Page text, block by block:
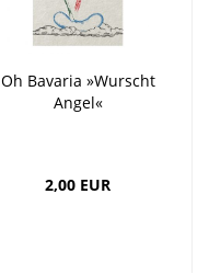
Oh Bavaria »Wurscht
Angel«
2,00 EUR